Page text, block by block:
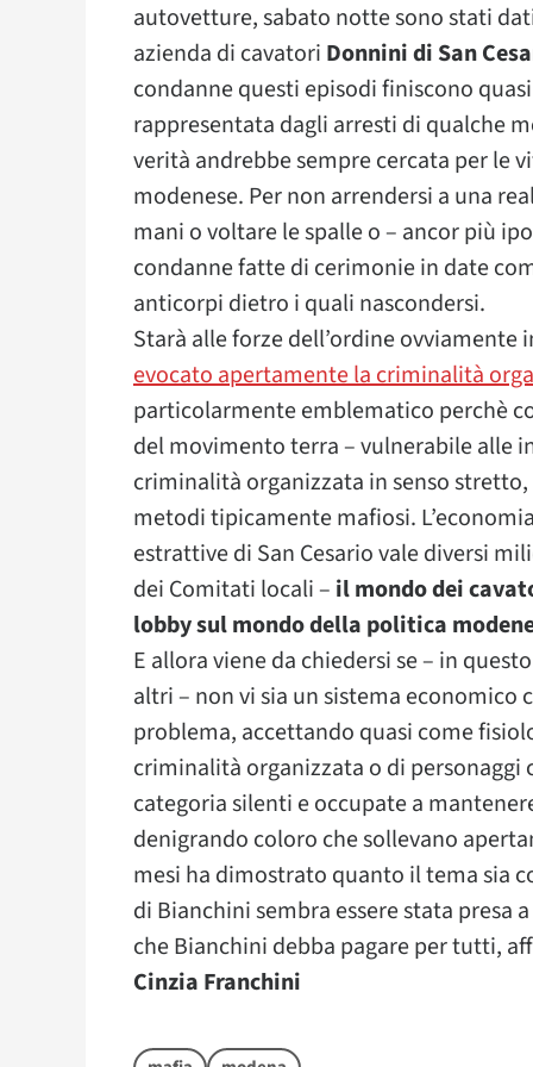
autovetture, sabato notte sono stati
azienda di cavatori Donnini di San
condanne questi episodi finiscono
rappresentata dagli arresti di qualche
verità andrebbe sempre cercata per le
modenese. Per non arrendersi a una
mani o voltare le spalle o – ancor più
condanne fatte di cerimonie in date
anticorpi dietro i quali nascondersi.
Starà alle forze dell’ordine ovviamente
evocato apertamente la criminalità
particolarmente emblematico perchè
del movimento terra – vulnerabile alle
criminalità organizzata in senso
metodi tipicamente mafiosi.
estrattive di San Cesario vale diversi
dei Comitati locali – il mondo dei
lobby sul mondo della politica
E allora viene da chiedersi se – in
altri – non vi sia un sistema
problema, accettando quasi come
criminalità organizzata o di personaggi
categoria silenti e occupate a
denigrando coloro che sollevano
mesi ha dimostrato quanto il tema sia
di Bianchini sembra essere stata presa
che Bianchini debba pagare per tutti,
Cinzia Franchini